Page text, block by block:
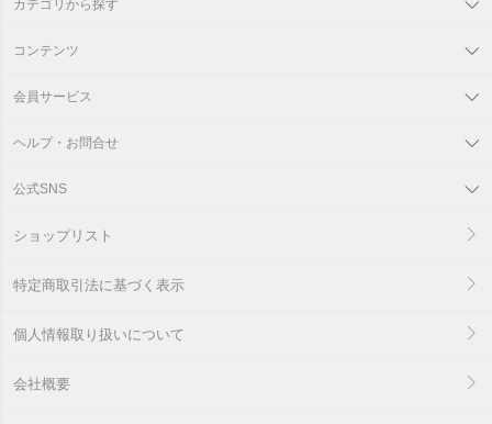
カテゴリから探す
コンテンツ
会員サービス
ヘルプ・お問合せ
公式SNS
ショップリスト
特定商取引法に基づく表示
個人情報取り扱いについて
会社概要